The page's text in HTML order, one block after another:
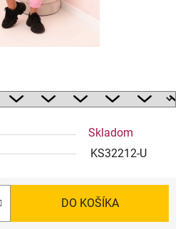
Skladom
KS32212-U
DO KOŠÍKA